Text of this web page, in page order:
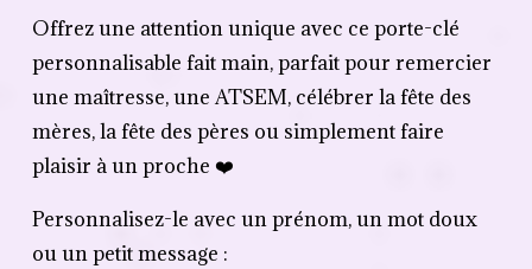
Offrez une attention unique avec ce porte-clé
personnalisable fait main, parfait pour remercier
une maîtresse, une ATSEM, célébrer la fête des
mères, la fête des pères ou simplement faire
plaisir à un proche ❤️
Personnalisez-le avec un prénom, un mot doux
ou un petit message :